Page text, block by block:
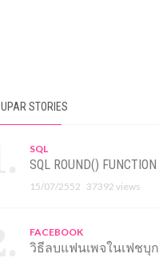
STORIES
SQL
SQL ROUND() FUNCTION
15/07/2552 37392 views
FACEBOOK
วิธีลบแฟนเพจในเฟชบุก